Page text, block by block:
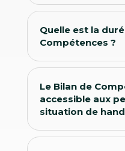
Quelle est la
Compétences ?
Le Bilan de
accessible aux
situation de